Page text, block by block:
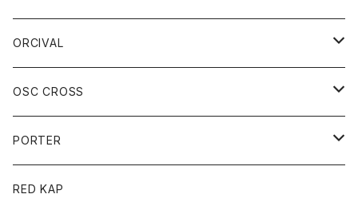
Tシャツ
ジーンズ
パンツ
ボトム
スカート
ORCIVAL
アウター
コート
ジャケット
アクセサリー
バッグ
キッズ
OSC CROSS
ダウンジャケット
PORTER
カードホルダー
RED KAP